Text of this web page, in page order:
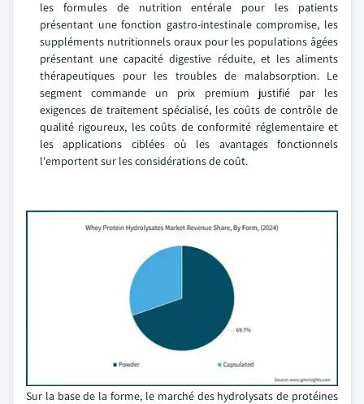
les formules de nutrition entérale pour les patients
présentant une fonction gastro-intestinale compromise, les
suppléments nutritionnels oraux pour les populations âgées
présentant une capacité digestive réduite, et les aliments
thérapeutiques pour les troubles de malabsorption. Le
segment commande un prix premium justifié par les
exigences de traitement spécialisé, les coûts de contrôle de
qualité rigoureux, les coûts de conformité réglementaire et
les applications ciblées où les avantages fonctionnels
l'emportent sur les considérations de coût.
Sur la base de la forme, le marché des hydrolysats de protéines